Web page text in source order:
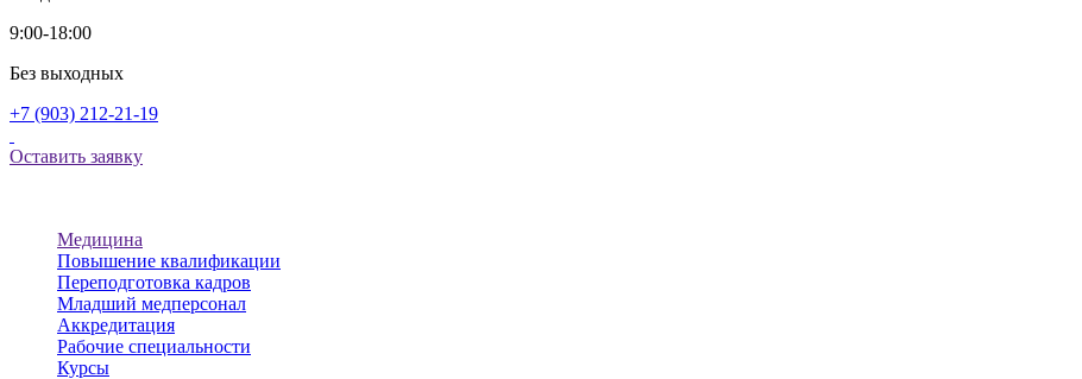
9:00-18:00
Без выходных
+7 (903) 212-21-19
Оставить заявку
Медицина
Повышение квалификации
Переподготовка кадров
Младший медперсонал
Аккредитация
Рабочие специальности
Курсы